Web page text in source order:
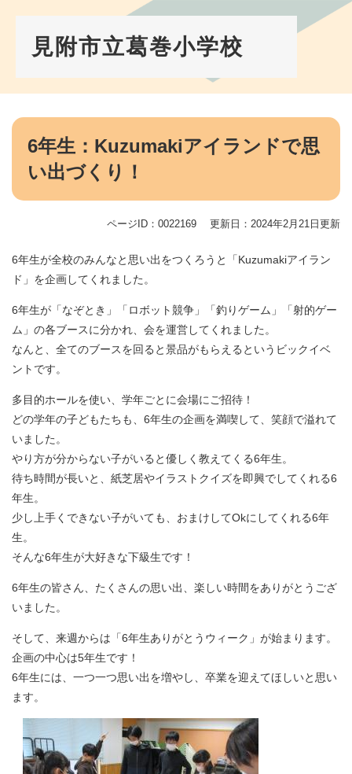
す。
見附市立葛巻小学校
本
6年生：Kuzumakiアイランドで思
い出づくり！
ページID：0022169 更新日：2024年2月21日更新
6年生が全校のみんなと思い出をつくろうと「Kuzumakiアイラン
ド」を企画してくれました。
6年生が「なぞとき」「ロボット競争」「釣りゲーム」「射的ゲー
ム」の各ブースに分かれ、会を運営してくれました。
なんと、全てのブースを回ると景品がもらえるというビックイベ
ントです。
多目的ホールを使い、学年ごとに会場にご招待！
どの学年の子どもたちも、6年生の企画を満喫して、笑顔で溢れて
いました。
やり方が分からない子がいると優しく教えてくる6年生。
待ち時間が長いと、紙芝居やイラストクイズを即興でしてくれる6
年生。
少し上手くできない子がいても、おまけしてOkにしてくれる6年
生。
そんな6年生が大好きな下級生です！
6年生の皆さん、たくさんの思い出、楽しい時間をありがとうござ
いました。
そして、来週からは「6年生ありがとうウィーク」が始まります。
企画の中心は5年生です！
6年生には、一つ一つ思い出を増やし、卒業を迎えてほしいと思い
ます。